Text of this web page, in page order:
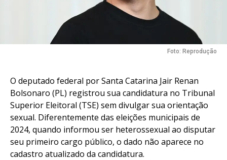
Foto: Reprodução
O deputado federal por Santa Catarina Jair Renan
Bolsonaro (PL) registrou sua candidatura no Tribunal
Superior Eleitoral (TSE) sem divulgar sua orientação
sexual. Diferentemente das eleições municipais de
2024, quando informou ser heterossexual ao disputar
seu primeiro cargo público, o dado não aparece no
cadastro atualizado da candidatura.